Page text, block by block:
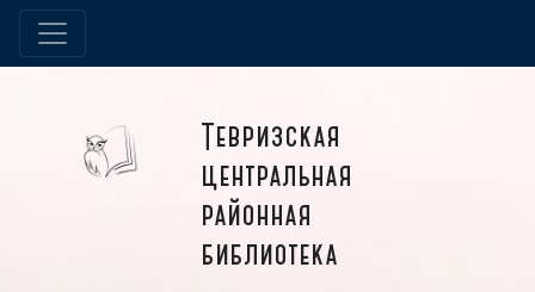
Тевризская
центральная
районная
библиотека